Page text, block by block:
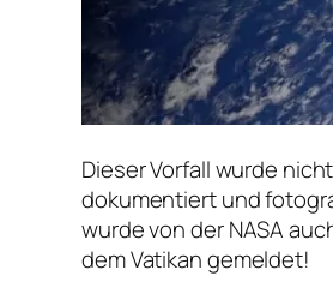
Dieser Vorfall wurde
dokumentiert und
wurde von der NASA
dem Vatikan gemeldet!